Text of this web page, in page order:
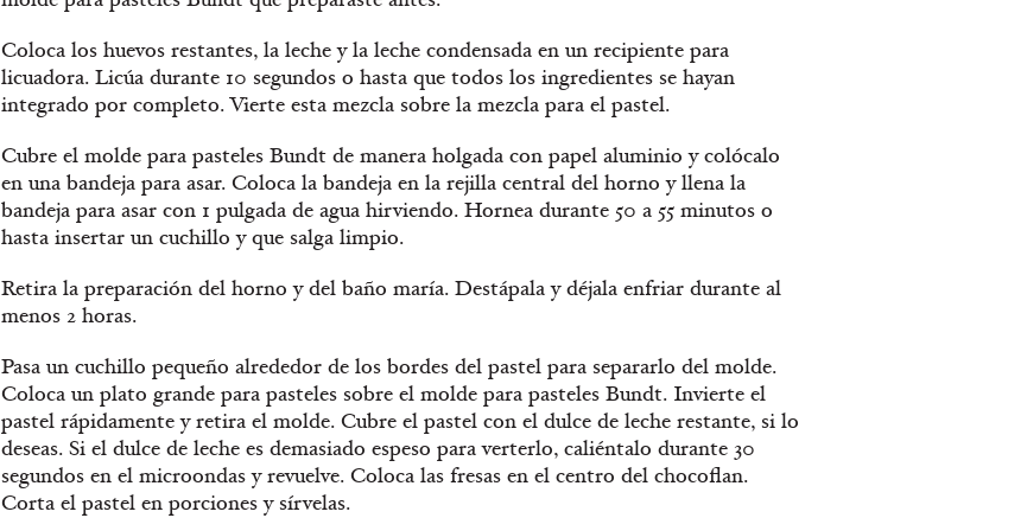
Coloca los huevos restantes, la leche y la leche condensada en un recipiente para
licuadora. Licúa durante 10 segundos o hasta que todos los ingredientes se hayan
integrado por completo. Vierte esta mezcla sobre la mezcla para el pastel.
Cubre el molde para pasteles Bundt de manera holgada con papel aluminio y colócalo
en una bandeja para asar. Coloca la bandeja en la rejilla central del horno y llena la
bandeja para asar con 1 pulgada de agua hirviendo. Hornea durante 50 a 55 minutos o
hasta insertar un cuchillo y que salga limpio.
Retira la preparación del horno y del baño maría. Destápala y déjala enfriar durante al
menos 2 horas.
Pasa un cuchillo pequeño alrededor de los bordes del pastel para separarlo del molde.
Coloca un plato grande para pasteles sobre el molde para pasteles Bundt. Invierte el
pastel rápidamente y retira el molde. Cubre el pastel con el dulce de leche restante, si lo
deseas. Si el dulce de leche es demasiado espeso para verterlo, caliéntalo durante 30
segundos en el microondas y revuelve. Coloca las fresas en el centro del chocoflan.
Corta el pastel en porciones y sírvelas.